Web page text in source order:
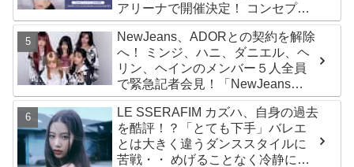
アリーナで開催決定！ コンセプト
は“愛のカケラ”！？ 14日には新ア
ルバム『AMORTAGE』もリリース
NewJeans、ADORとの契約を解除
へ！ ミンジ、ハニ、ダニエル、ヘ
リン、ヘインのメンバー５人全員
で緊急記者会見！「NewJeans
never dies!」と微笑みの宣言！
ADOR側、2029年まで契約有効と
主張
LE SSERAFIM カズハ、自身の過去
を酷評！？「とても下手」バレエ
とは大きく違うダンススタイルに
苦戦・・ めげることなく冷静に努